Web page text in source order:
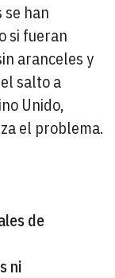
se han
si fueran
aranceles y
salto a
Unido,
el problema.
de
ni